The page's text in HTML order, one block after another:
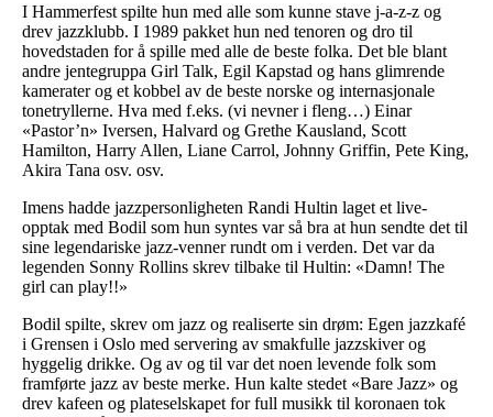
I Hammerfest spilte hun med alle som kunne stave j-a-z-z og
drev jazzklubb. I 1989 pakket hun ned tenoren og dro til
hovedstaden for å spille med alle de beste folka. Det ble blant
andre jentegruppa Girl Talk, Egil Kapstad og hans glimrende
kamerater og et kobbel av de beste norske og internasjonale
tonetryllerne. Hva med f.eks. (vi nevner i fleng…) Einar
«Pastor’n» Iversen, Halvard og Grethe Kausland, Scott
Hamilton, Harry Allen, Liane Carrol, Johnny Griffin, Pete King,
Akira Tana osv. osv.
Imens hadde jazzpersonligheten Randi Hultin laget et live-
opptak med Bodil som hun syntes var så bra at hun sendte det til
sine legendariske jazz-venner rundt om i verden. Det var da
legenden Sonny Rollins skrev tilbake til Hultin: «Damn! The
girl can play!!»
Bodil spilte, skrev om jazz og realiserte sin drøm: Egen jazzkafé
i Grensen i Oslo med servering av smakfulle jazzskiver og
hyggelig drikke. Og av og til var det noen levende folk som
framførte jazz av beste merke. Hun kalte stedet «Bare Jazz» og
drev kafeen og plateselskapet for full musikk til koronaen tok